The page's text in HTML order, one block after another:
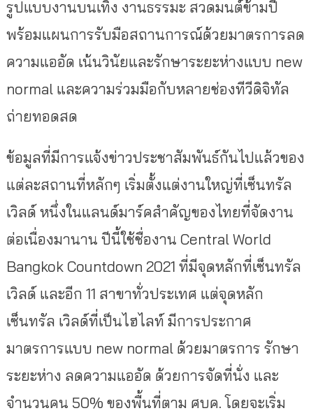
รูปแบบงานบนเทิง งานธรรมะ สวดมนต์ข้ามปี
พร้อมแผนการรับมือสถานการณ์ด้วยมาตรการลด
ความแออัด เน้นวินัยและรักษาระยะห่างแบบ new
normal และความร่วมมือกับหลายช่องทีวีดิจิทัล
ถ่ายทอดสด
ข้อมูลที่มีการแจ้งข่าวประชาสัมพันธ์กันไปแล้วของ
แต่ละสถานที่หลักๆ เริ่มตั้งแต่งานใหญ่ที่เซ็นทรัล
เวิลด์ หนึ่งในแลนด์มาร์คสำคัญของไทยที่จัดงาน
ต่อเนื่องมานาน ปีนี้ใช้ชื่องาน Central World
Bangkok Countdown 2021 ที่มีจุดหลักที่เซ็นทรัล
เวิลด์ และอีก 11 สาขาทั่วประเทศ แต่จุดหลัก
เซ็นทรัล เวิลด์ที่เป็นไฮไลท์ มีการประกาศ
มาตรการแบบ new normal ด้วยมาตรการ รักษา
ระยะห่าง ลดความแออัด ด้วยการจัดที่นั่ง และ
จำนวนคน 50% ของพื้นที่ตาม ศบค. โดยจะเริ่ม